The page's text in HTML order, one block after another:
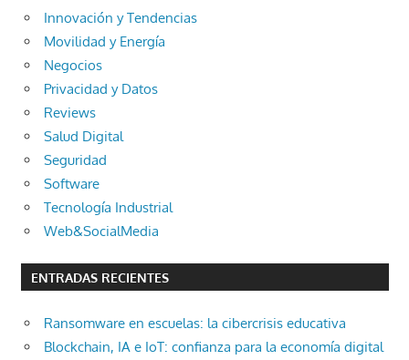
Innovación y Tendencias
Movilidad y Energía
Negocios
Privacidad y Datos
Reviews
Salud Digital
Seguridad
Software
Tecnología Industrial
Web&SocialMedia
ENTRADAS RECIENTES
Ransomware en escuelas: la cibercrisis educativa
Blockchain, IA e IoT: confianza para la economía digital